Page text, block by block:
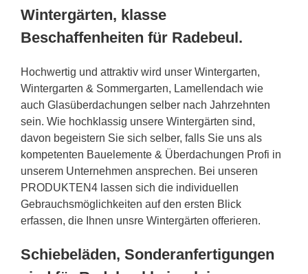
Wintergärten, klasse
Beschaffenheiten für Radebeul.
Hochwertig und attraktiv wird unser Wintergarten,
Wintergarten & Sommergarten, Lamellendach wie
auch Glasüberdachungen selber nach Jahrzehnten
sein. Wie hochklassig unsere Wintergärten sind,
davon begeistern Sie sich selber, falls Sie uns als
kompetenten Bauelemente & Überdachungen Profi in
unserem Unternehmen ansprechen. Bei unseren
PRODUKTEN4 lassen sich die individuellen
Gebrauchsmöglichkeiten auf den ersten Blick
erfassen, die Ihnen unsre Wintergärten offerieren.
Schiebeläden, Sonderanfertigungen